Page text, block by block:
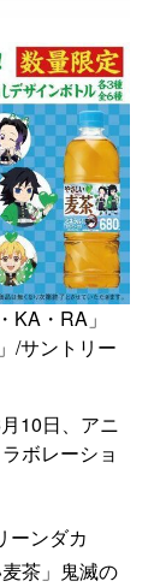
KA・RA」
/サントリー
10日、アニ
ボレーショ
ーンダカ
茶」鬼滅の